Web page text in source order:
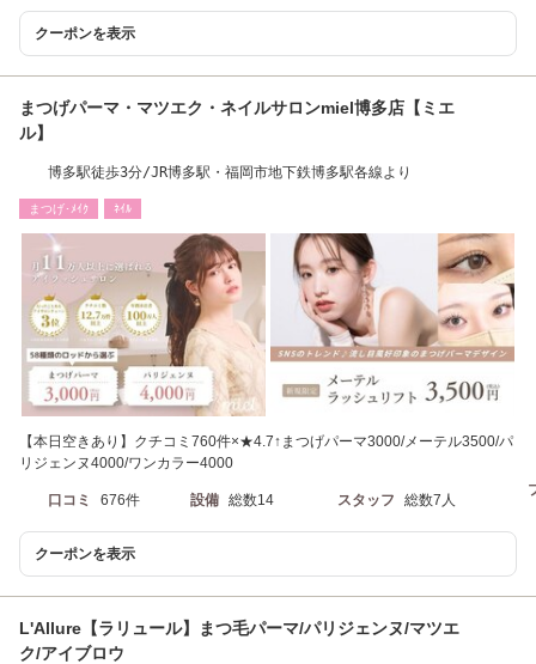
クーポンを表示
まつげパーマ・マツエク・ネイルサロンmiel博多店【ミエ
ル】
博多駅徒歩3分/JR博多駅・福岡市地下鉄博多駅各線より
まつげ･ﾒｲｸ ﾈｲﾙ
【本日空きあり】クチコミ760件×★4.7↑まつげパーマ3000/メーテル3500/パ
リジェンヌ4000/ワンカラー4000
口コミ 676件 設備 総数14 スタッフ 総数7人
クーポンを表示
L'Allure【ラリュール】まつ毛パーマ/パリジェンヌ/マツエ
ク/アイブロウ